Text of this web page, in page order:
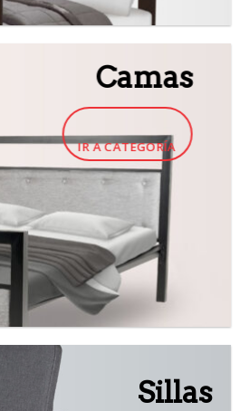
Camas
IR A CATEGORÍA
Sillas